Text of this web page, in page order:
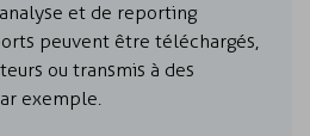
et de reporting
peuvent être téléchargés,
ou transmis à des
exemple.